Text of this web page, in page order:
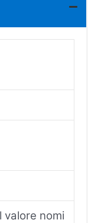
valore nomi